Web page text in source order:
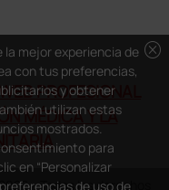
PROFESIONAL
MÉDICA Y LA
- Todos los derechos
cancel
mejor experiencia de
con tus preferencias,
y obtener
utilizan estas
mostrados.
para
en “Personalizar
de uso de